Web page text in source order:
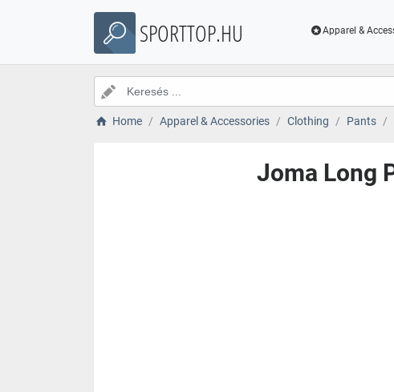
SPORTTOP.HU Apparel &
Home Apparel & Accessories Clothing Pants
Joma Long